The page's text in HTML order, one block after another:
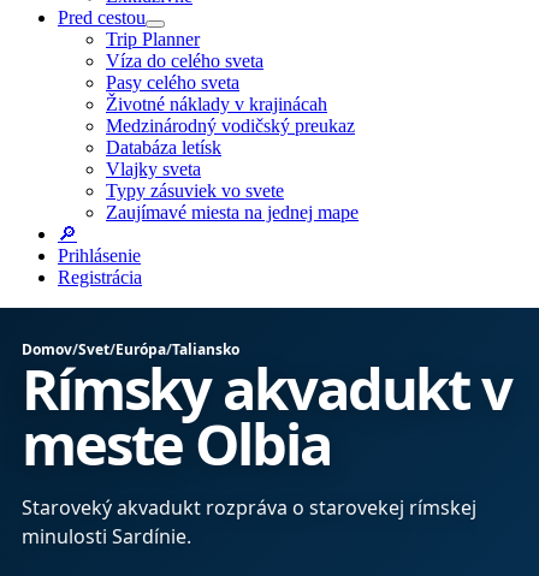
Pred cestou
Trip Planner
Víza do celého sveta
Pasy celého sveta
Životné náklady v krajinácah
Medzinárodný vodičský preukaz
Databáza letísk
Vlajky sveta
Typy zásuviek vo svete
Zaujímavé miesta na jednej mape
🔎
Prihlásenie
Registrácia
Domov/Svet/Európa/Taliansko
Rímsky akvadukt v
meste Olbia
Staroveký akvadukt rozpráva o starovekej rímskej
minulosti Sardínie.